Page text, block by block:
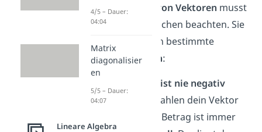
BeimBetrag von Vektoren musst
du ein paar Sachen beachten. Sie
haben nämlich bestimmte
Eigenschaften:
1. Der Betrag ist nie negativ
Egal, welche Zahlen dein Vektor
enthält — der Betrag ist immer
4/5 – Dauer:
04:04
Matrix
diagonalisier
en
5/5 – Dauer:
04:07
Lineare Algebra